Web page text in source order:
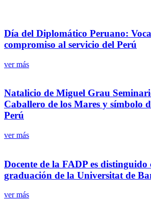
Día del Diplomático Peruano:
compromiso al servicio del Perú
ver más
Natalicio de Miguel Grau
Caballero de los Mares y símbolo
Perú
ver más
Docente de la FADP es
graduación de la Universitat de
ver más